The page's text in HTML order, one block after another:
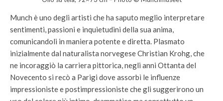
Munch è uno degli artisti che ha saputo meglio interpretare
sentimenti, passioni e inquietudini della sua anima,
comunicandoli in maniera potente e diretta. Plasmato
inizialmente dal naturalista norvegese Christian Krohg, che
ne incoraggiò la carriera pittorica, negli anni Ottanta del
Novecento si recò a Parigi dove assorbì le influenze
impressioniste e postimpressioniste che gli suggerirono un